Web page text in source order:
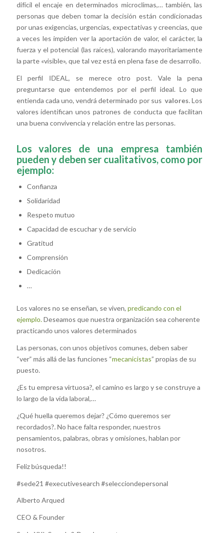
difícil el encaje en determinados microclimas,… también, las
personas que deben tomar la decisión están condicionadas
por unas exigencias, urgencias, expectativas y creencias, que
a veces les impiden ver la aportación de valor, el carácter, la
fuerza y el potencial (las raíces), valorando mayoritariamente
la parte «visible», que tal vez está en plena fase de desarrollo.
El perfil IDEAL, se merece otro post. Vale la pena
preguntarse que entendemos por el perfil ideal. Lo que
entienda cada uno, vendrá determinado por susvalores. Los
valores identifican unos patrones de conducta que facilitan
una buena convivencia y relación entre las personas.
Los valores de una empresa también
pueden y deben ser cualitativos, como por
ejemplo:
Confianza
Solidaridad
Respeto mutuo
Capacidad de escuchar y de servicio
Gratitud
Comprensión
Dedicación
…
Los valores no se enseñan, se viven, predicando con el
ejemplo.Deseamos que nuestra organización sea coherente
practicando unos valores determinados
Las personas, con unos objetivos comunes, deben saber
“ver” más allá de las funciones “mecanicistas” propias de su
puesto.
¿Es tu empresa virtuosa?, el camino es largo y se construye a
lo largo de la vida laboral,…
¿Qué huella queremos dejar? ¿Cómo queremos ser
recordados?. No hace falta responder, nuestros
pensamientos, palabras, obras y omisiones, hablan por
nosotros.
Feliz búsqueda!!
#sede21 #executivesearch #selecciondepersonal
Alberto Arqued
CEO & Founder